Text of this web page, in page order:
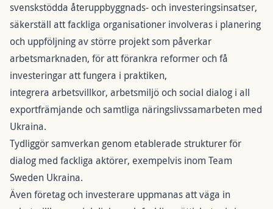
svenskstödda återuppbyggnads- och investeringsinsatser,
säkerställ att fackliga organisationer involveras i planering
och uppföljning av större projekt som påverkar
arbetsmarknaden, för att förankra reformer och få
investeringar att fungera i praktiken,
integrera arbetsvillkor, arbetsmiljö och social dialog i all
exportfrämjande och samtliga näringslivssamarbeten med
Ukraina.
Tydliggör samverkan genom etablerade strukturer för
dialog med fackliga aktörer, exempelvis inom Team
Sweden Ukraina.
Även företag och investerare uppmanas att väga in